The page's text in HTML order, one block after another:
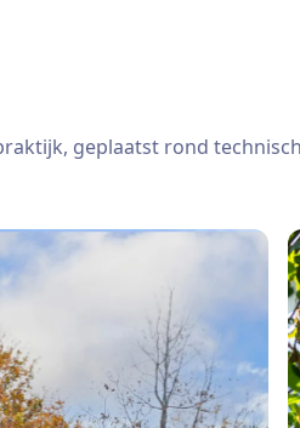
geplaatst rond